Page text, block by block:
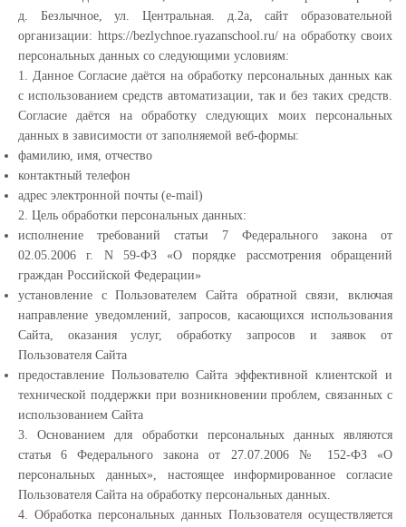
д. Безлычное, ул. Центральная. д.2а, сайт образовательной
организации: https://bezlychnoe.ryazanschool.ru/ на обработку своих
персональных данных со следующими условиям:
1. Данное Согласие даётся на обработку персональных данных как
с использованием средств автоматизации, так и без таких средств.
Согласие даётся на обработку следующих моих персональных
данных в зависимости от заполняемой веб-формы:
фамилию, имя, отчество
контактный телефон
адрес электронной почты (e-mail)
2. Цель обработки персональных данных:
исполнение требований статьи 7 Федерального закона от
02.05.2006 г. N 59-ФЗ «О порядке рассмотрения обращений
граждан Российской Федерации»
установление с Пользователем Сайта обратной связи, включая
направление уведомлений, запросов, касающихся использования
Сайта, оказания услуг, обработку запросов и заявок от
Пользователя Сайта
предоставление Пользователю Сайта эффективной клиентской и
технической поддержки при возникновении проблем, связанных с
использованием Сайта
3. Основанием для обработки персональных данных являются
статья 6 Федерального закона от 27.07.2006 № 152-ФЗ «О
персональных данных», настоящее информированное согласие
Пользователя Сайта на обработку персональных данных.
4. Обработка персональных данных Пользователя осуществляется